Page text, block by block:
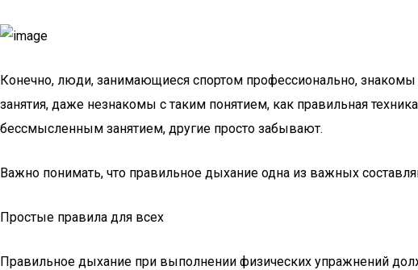
Конечно, люди, занимающиеся спортом профессионально, знакомы
занятия, даже незнакомы с таким понятием, как правильная
бессмысленным занятием, другие просто забывают.
Важно понимать, что правильное дыхание одна из важных
Простые правила для всех
Правильное дыхание при выполнении физических упражнений